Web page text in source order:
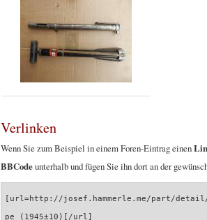
Verlinken
Wenn Sie zum Beispiel in einem Foren-Eintrag einen
BBCodeunterhalb und fügen Sie ihn dort an der
[url=http://josef.hammerle.me/part/detail/id/
pe (1945±10)[/url]